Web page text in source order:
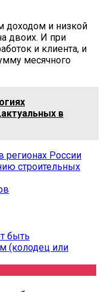
доходом и низкой
двоих. И при
и клиента, и
месячного
в
России
строительных